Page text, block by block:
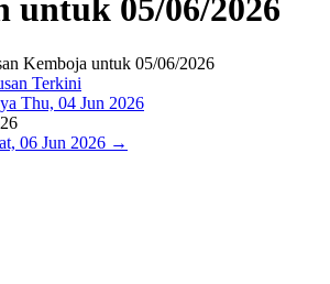
untuk 05/06/2026
Kemboja untuk 05/06/2026
Terkini
Thu, 04 Jun 2026
06 Jun 2026 →